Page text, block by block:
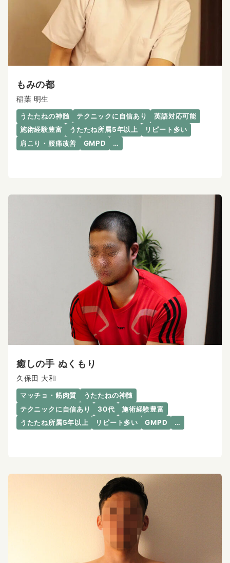
もみの都
稲葉 明生
うたたねの神髄 テクニックに自信あり
英語対応可能
施術経験豊富
うたたね所属5年以上
リピート多い
肩こり・腰痛改善
GMPD …
癒しの手 ぬくもり
久保田 大和
マッチョ・筋肉質
うたたねの神髄
テクニックに自信あり
30代
施術経験豊富
うたたね所属5年以上
リピート多い GMPD …